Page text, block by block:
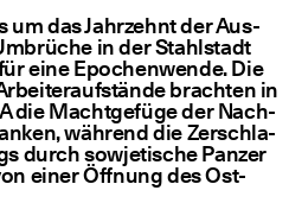
um das Jahr­zehnt der Aus­
in der Stahl­stadt
eine Epo­chen­wen­de. Die
brach­ten in
die Macht­ge­fü­ge der Nach­
wäh­rend die Zer­schla­
durch sowje­ti­sche Pan­zer
einer Öff­nung des Ost­